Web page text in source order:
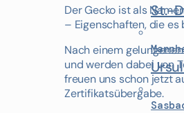
St.-
Der Gecko ist als
– Eigenschaften, die
Nach einem
und werden dabei von
freuen uns schon jetzt
Zertifikatsübergabe.